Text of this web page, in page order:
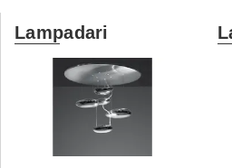
Lampadari